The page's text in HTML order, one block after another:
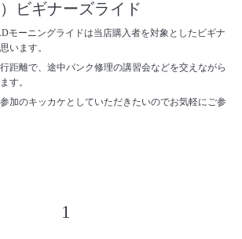
ビギナーズライド
モーニングライドは当店購入者を対象としたビギナ
います。
距離で、途中パンク修理の講習会などを交えながら
す。
加のキッカケとしていただきたいのでお気軽にご参
1